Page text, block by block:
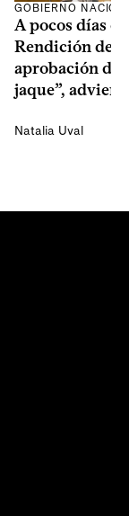
GOBIERNO
A pocos días
Rendición de
aprobación del
jaque”,
Natalia Uval